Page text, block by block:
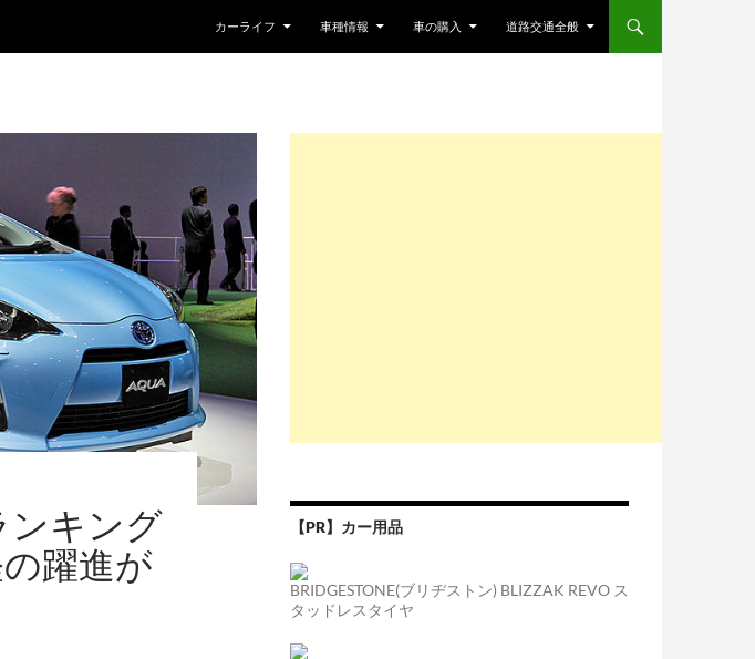
カーライフ
車種情報 車の購入 道路交通全般
ンキング
の躍進が
【PR】カー用品
BRIDGESTONE(ブリヂストン) BLIZZAK REVO ス
タッドレスタイヤ